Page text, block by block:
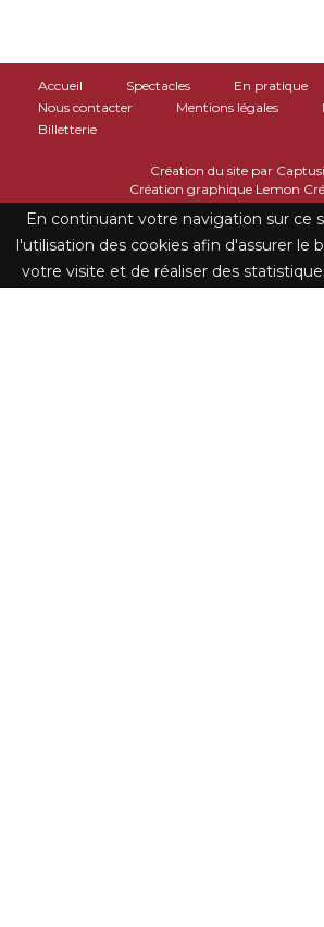
Accueil Spectacles En pratique
Nous contacter
Mentions légales
Billetterie
Création du site par
Création graphique Lemon
En continuant votre navigation sur ce
l'utilisation des cookies afin d'assurer le
votre visite et de réaliser des